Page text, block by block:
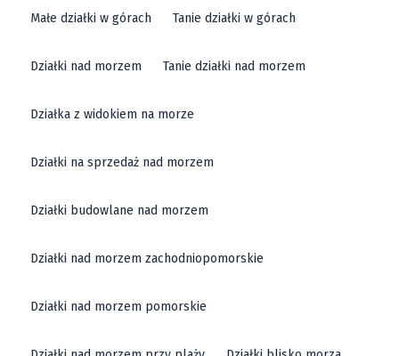
Małe działki w górach Tanie działki w górach
Działki nad morzem Tanie działki nad morzem
Działka z widokiem na morze
Działki na sprzedaż nad morzem
Działki budowlane nad morzem
Działki nad morzem zachodniopomorskie
Działki nad morzem pomorskie